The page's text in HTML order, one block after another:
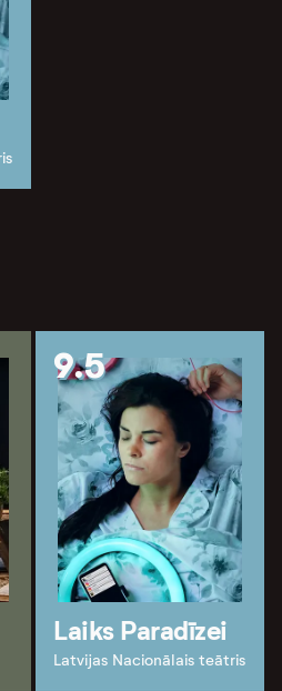
9.5
Laiks Paradīzei
Latvijas Nacionālais teātris